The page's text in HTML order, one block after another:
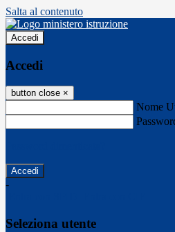
Salta al contenuto
Accedi
Accedi
button close ×
Nome
-
Seleziona utente